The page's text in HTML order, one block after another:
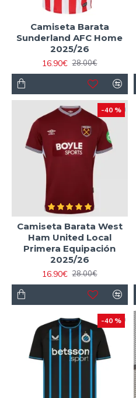
Camiseta Barata
Sunderland AFC Home
2025/26
16.90€ 28.00€
-40 %
Camiseta Barata West
Ham United Local
Primera Equipación
2025/26
16.90€ 28.00€
-40 %